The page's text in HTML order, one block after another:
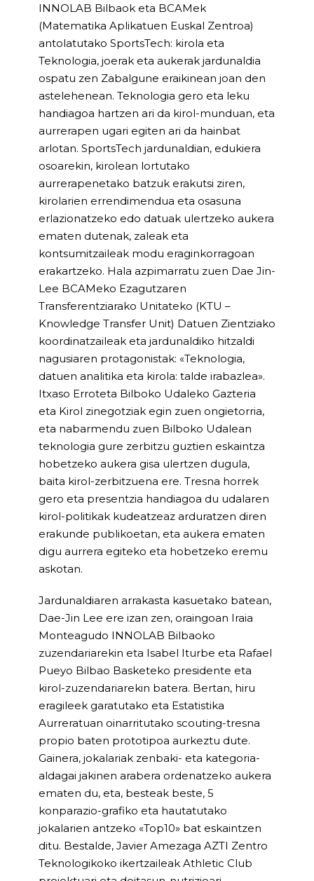
INNOLAB Bilbaok eta BCAMek
(Matematika Aplikatuen Euskal Zentroa)
antolatutako SportsTech: kirola eta
Teknologia, joerak eta aukerak jardunaldia
ospatu zen Zabalgune eraikinean joan den
astelehenean. Teknologia gero eta leku
handiagoa hartzen ari da kirol-munduan, eta
aurrerapen ugari egiten ari da hainbat
arlotan. SportsTech jardunaldian, edukiera
osoarekin, kirolean lortutako
aurrerapenetako batzuk erakutsi ziren,
kirolarien errendimendua eta osasuna
erlazionatzeko edo datuak ulertzeko aukera
ematen dutenak, zaleak eta
kontsumitzaileak modu eraginkorragoan
erakartzeko. Hala azpimarratu zuen Dae Jin-
Lee BCAMeko Ezagutzaren
Transferentziarako Unitateko (KTU –
Knowledge Transfer Unit) Datuen Zientziako
koordinatzaileak eta jardunaldiko hitzaldi
nagusiaren protagonistak: «Teknologia,
datuen analitika eta kirola: talde irabazlea».
Itxaso Erroteta Bilboko Udaleko Gazteria
eta Kirol zinegotziak egin zuen ongietorria,
eta nabarmendu zuen Bilboko Udalean
teknologia gure zerbitzu guztien eskaintza
hobetzeko aukera gisa ulertzen dugula,
baita kirol-zerbitzuena ere. Tresna horrek
gero eta presentzia handiagoa du udalaren
kirol-politikak kudeatzeaz arduratzen diren
erakunde publikoetan, eta aukera ematen
digu aurrera egiteko eta hobetzeko eremu
askotan.
Jardunaldiaren arrakasta kasuetako batean,
Dae-Jin Lee ere izan zen, oraingoan Iraia
Monteagudo INNOLAB Bilbaoko
zuzendariarekin eta Isabel Iturbe eta Rafael
Pueyo Bilbao Basketeko presidente eta
kirol-zuzendariarekin batera. Bertan, hiru
eragileek garatutako eta Estatistika
Aurreratuan oinarritutako scouting-tresna
propio baten prototipoa aurkeztu dute.
Gainera, jokalariak zenbaki- eta kategoria-
aldagai jakinen arabera ordenatzeko aukera
ematen du, eta, besteak beste, 5
konparazio-grafiko eta hautatutako
jokalarien antzeko «Top10» bat eskaintzen
ditu. Bestalde, Javier Amezaga AZTI Zentro
Teknologikoko ikertzaileak Athletic Club